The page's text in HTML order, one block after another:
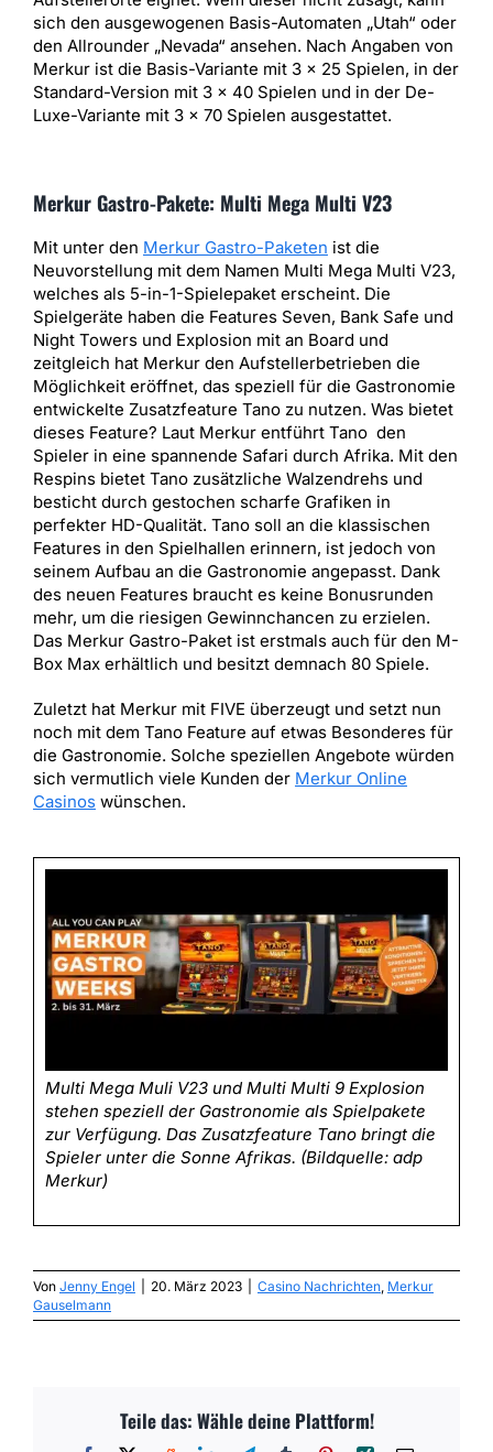
sich den ausgewogenen Basis-Automaten „Utah“ oder
den Allrounder „Nevada“ ansehen. Nach Angaben von
Merkur ist die Basis-Variante mit 3 x 25 Spielen, in der
Standard-Version mit 3 x 40 Spielen und in der De-
Luxe-Variante mit 3 x 70 Spielen ausgestattet.
Merkur Gastro-Pakete: Multi Mega Multi V23
Mit unter den Merkur Gastro-Paketen ist die
Neuvorstellung mit dem Namen Multi Mega Multi V23,
welches als 5-in-1-Spielepaket erscheint. Die
Spielgeräte haben die Features Seven, Bank Safe und
Night Towers und Explosion mit an Board und
zeitgleich hat Merkur den Aufstellerbetrieben die
Möglichkeit eröffnet, das speziell für die Gastronomie
entwickelte Zusatzfeature Tano zu nutzen. Was bietet
dieses Feature? Laut Merkur entführt Tano den
Spieler in eine spannende Safari durch Afrika. Mit den
Respins bietet Tano zusätzliche Walzendrehs und
besticht durch gestochen scharfe Grafiken in
perfekter HD-Qualität. Tano soll an die klassischen
Features in den Spielhallen erinnern, ist jedoch von
seinem Aufbau an die Gastronomie angepasst. Dank
des neuen Features braucht es keine Bonusrunden
mehr, um die riesigen Gewinnchancen zu erzielen.
Das Merkur Gastro-Paket ist erstmals auch für den M-
Box Max erhältlich und besitzt demnach 80 Spiele.
Zuletzt hat Merkur mit FIVE überzeugt und setzt nun
noch mit dem Tano Feature auf etwas Besonderes für
die Gastronomie. Solche speziellen Angebote würden
sich vermutlich viele Kunden der Merkur Online
Casinoswünschen.
Multi Mega Muli V23 und Multi Multi 9 Explosion
stehen speziell der Gastronomie als Spielpakete
zur Verfügung. Das Zusatzfeature Tano bringt die
Spieler unter die Sonne Afrikas. (Bildquelle: adp
Merkur)
Von Jenny Engel 20. März 2023 Casino Nachrichten Merkur
Gauselmann
Teile das: Wähle deine Plattform!